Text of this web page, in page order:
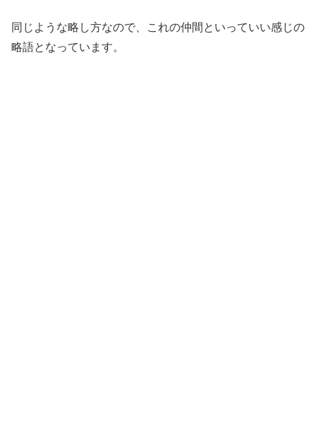
同じような略し方なので、これの仲間といっていい感じの
略語となっています。